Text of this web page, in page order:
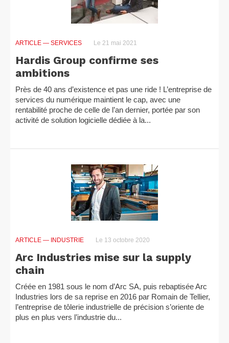
ARTICLE — SERVICES Le 21 mai 2021
Hardis Group confirme ses
ambitions
Près de 40 ans d’existence et pas une ride ! L’entreprise de
services du numérique maintient le cap, avec une
rentabilité proche de celle de l’an dernier, portée par son
activité de solution logicielle dédiée à la...
ARTICLE — INDUSTRIE Le 13 octobre 2020
Arc Industries mise sur la supply
chain
Créée en 1981 sous le nom d’Arc SA, puis rebaptisée Arc
Industries lors de sa reprise en 2016 par Romain de Tellier,
l’entreprise de tôlerie industrielle de précision s’oriente de
plus en plus vers l’industrie du...